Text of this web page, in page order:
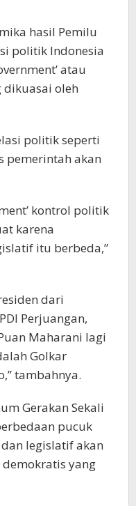
hasil Pemilu
politik Indonesia
atau
dikuasai oleh
politik seperti
pemerintah akan
kontrol politik
karena
itu berbeda,”
dari
Perjuangan,
Maharani lagi
Golkar
tambahnya.
Gerakan Sekali
pucuk
legislatif akan
yang